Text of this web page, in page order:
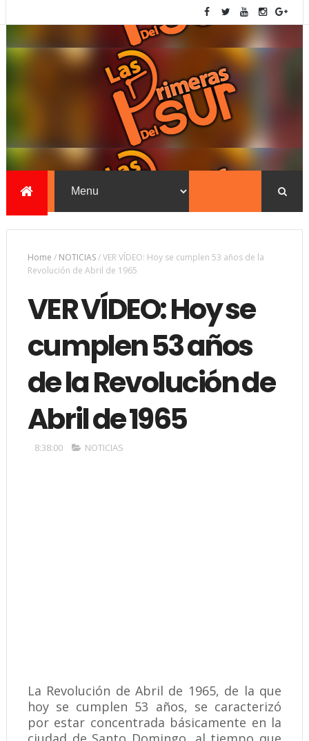
Home / NOTICIAS/VER VÍDEO: Hoy se cumplen 53 años de la
Revolución de Abril de 1965
VER VÍDEO: Hoy se
cumplen 53 años
de la Revolución de
Abril de 1965
8:38:00 NOTICIAS
La Revolución de Abril de 1965, de la que
hoy se cumplen 53 años, se caracterizó
por estar concentrada básicamente en la